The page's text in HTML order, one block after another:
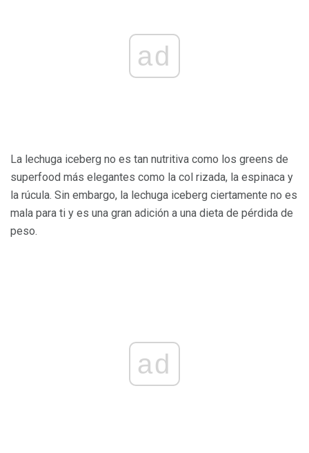
ad
La lechuga iceberg no es tan nutritiva como los greens de
superfood más elegantes como la col rizada, la espinaca y
la rúcula. Sin embargo, la lechuga iceberg ciertamente no es
mala para ti y es una gran adición a una dieta de pérdida de
peso.
ad